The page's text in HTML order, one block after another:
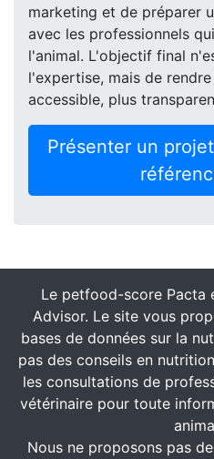
marketing et de préparer
avec les professionnels
l'animal. L'objectif final
l'expertise, mais de
accessible, plus
Présenter un
Le petfood-score Pacta
Advisor. Le site vous
bases de données sur la
pas des conseils en
les consultations de
vétérinaire pour toute
Nous ne proposons pas